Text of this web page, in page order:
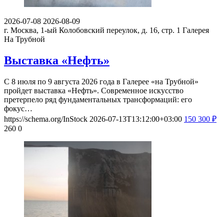
2026-07-08 2026-08-09
г. Москва, 1-ый Колобовский переулок, д. 16, стр. 1 Галерея
На Трубной
Выставка «Нефть»
С 8 июля по 9 августа 2026 года в Галерее «на Трубной»
пройдет выставка «Нефть». Современное искусство
претерпело ряд фундаментальных трансформаций: его
фокус…
https://schema.org/InStock 2026-07-13T13:12:00+03:00 150 300 ₽
260 0